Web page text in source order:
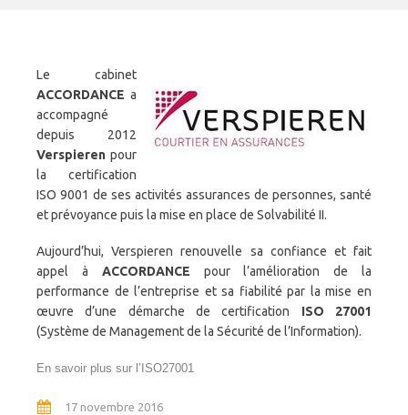
Le cabinet
ACCORDANCE a
accompagné
depuis 2012
Verspieren pour
la certification
ISO 9001 de ses activités assurances de personnes, santé
et prévoyance puis la mise en place de Solvabilité II.
Aujourd’hui, Verspieren renouvelle sa confiance et fait
appel à ACCORDANCE pour l’amélioration de la
performance de l’entreprise et sa fiabilité par la mise en
œuvre d’une démarche de certification ISO 27001
(Système de Management de la Sécurité de l’Information).
En savoir plus sur l’ISO27001
17 novembre 2016